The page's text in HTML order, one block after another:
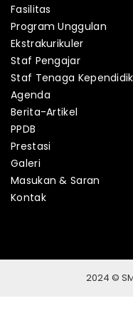
Fasilitas
Program Unggulan
Ekstrakurikuler
Staf Pengajar
Staf Tenaga
Agenda
Berita-Artikel
PPDB
Prestasi
Galeri
Masukan & Saran
Kontak
2024 ©